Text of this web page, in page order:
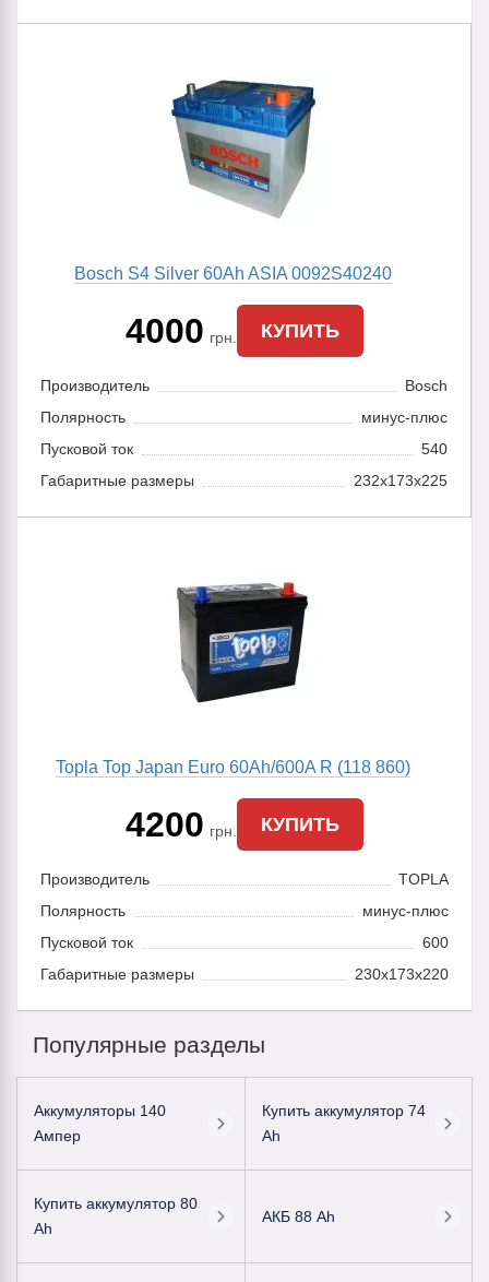
Bosch S4 Silver 60Ah ASIA 0092S40240
4000 грн. КУПИТЬ
Производитель
Bosch
Полярность
минус-плюс
Пусковой ток
540
Габаритные размеры
232x173x225
Topla Top Japan Euro 60Ah/600A R (118 860)
4200 грн. КУПИТЬ
Производитель
TOPLA
Полярность
минус-плюс
Пусковой ток
600
Габаритные размеры
230x173x220
Популярные разделы
Аккумуляторы 140
Ампер
Купить аккумулятор 74
Ah
Купить аккумулятор 80
Ah
АКБ 88 Ah